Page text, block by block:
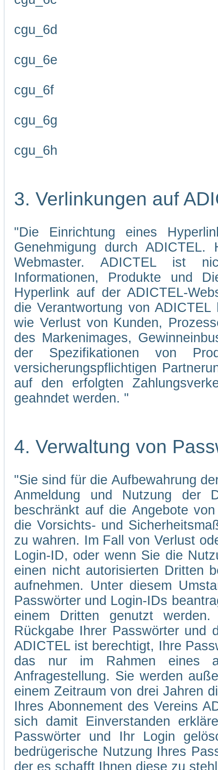
cgu_6d
cgu_6e
cgu_6f
cgu_6g
cgu_6h
3. Verlinkungen auf
"Die Einrichtung eines
Genehmigung durch
Webmaster. ADICTEL ist
Informationen, Produkte und
Hyperlink auf der ADICTEL-
die Verantwortung von
wie Verlust von Kunden,
des Markenimages,
der Spezifikationen von
versicherungspflichtigen
auf den erfolgten
geahndet werden. "
4. Verwaltung von
"Sie sind für die Aufbewahrung
Anmeldung und Nutzung der
beschränkt auf die Angebote
die Vorsichts- und
zu wahren. Im Fall von Verlust
Login-ID, oder wenn Sie die
einen nicht autorisierten Dritten
aufnehmen. Unter diesem
Passwörter und Login-IDs
einem Dritten genutzt
Rückgabe Ihrer Passwörter und
ADICTEL ist berechtigt, Ihre
das nur im Rahmen eines
Anfragestellung. Sie werden
einem Zeitraum von drei Jahren
Ihres Abonnement des Vereins
sich damit Einverstanden
Passwörter und Ihr Login
bedrügerische Nutzung Ihres
der es schafft Ihnen diese zu